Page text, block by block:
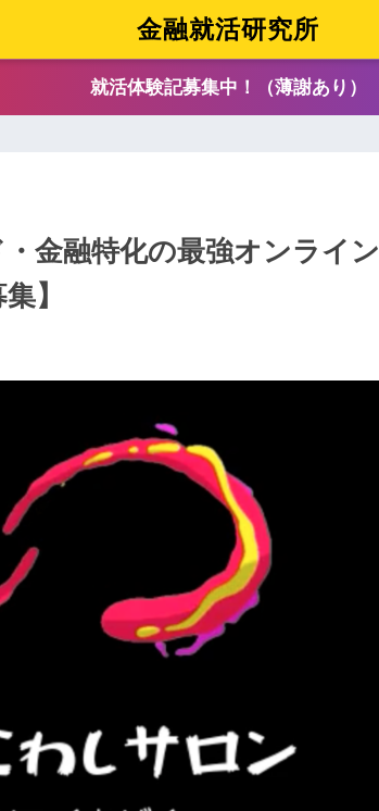
金融就活研究所
就活体験記募集中！（薄謝あり）
金融特化の最強オンライン
】